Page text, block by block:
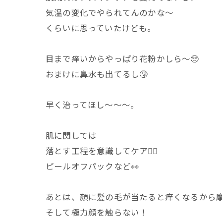
気温の変化でやられてんのかな〜
くらいに思っていたけども。
目まで痒いからやっぱり花粉かしら〜🥺
おまけに鼻水も出てるし🤧
早く治ってほし〜〜〜。
肌に関しては
落とす工程を意識してケア🙆‍♀️
ピールオフパックなど👀
あとは、顔に髪の毛が当たると痒くなるから
そして極力顔を触らない！